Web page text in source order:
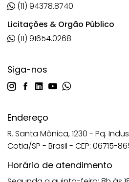
(11) 94378.8740
Licitações & Orgão Público
(11) 91654.0268
Siga-nos
Endereço
R. Santa Mônica, 1230 - Pq.
Cotia/SP - Brasil - CEP: 06715-
Horário de atendimento